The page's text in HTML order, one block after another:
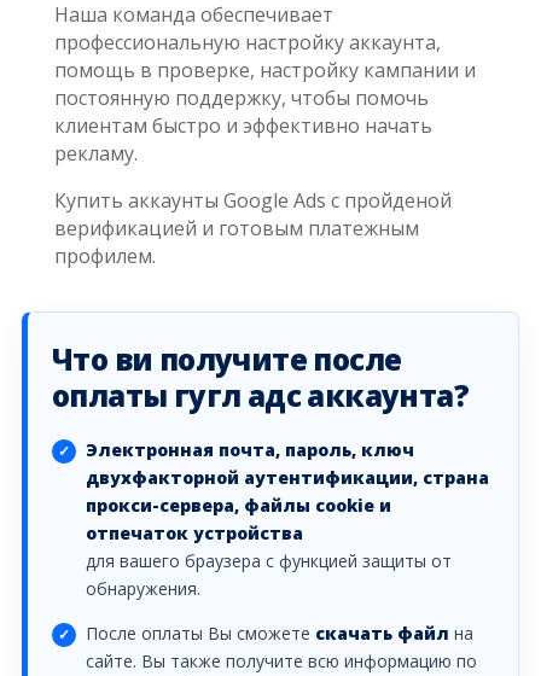
Наша команда обеспечивает
профессиональную настройку аккаунта,
помощь в проверке, настройку кампании и
постоянную поддержку, чтобы помочь
клиентам быстро и эффективно начать
рекламу.
Купить аккаунты Google Ads с пройденой
верификацией и готовым платежным
профилем.
Что ви получите после
оплаты гугл адс аккаунта?
Электронная почта, пароль, ключ
двухфакторной аутентификации, страна
прокси-сервера, файлы cookie и
отпечаток устройства
для вашего браузера с функцией защиты от
обнаружения.
После оплаты Вы сможете скачать файл на
сайте. Вы также получите всю информацию по